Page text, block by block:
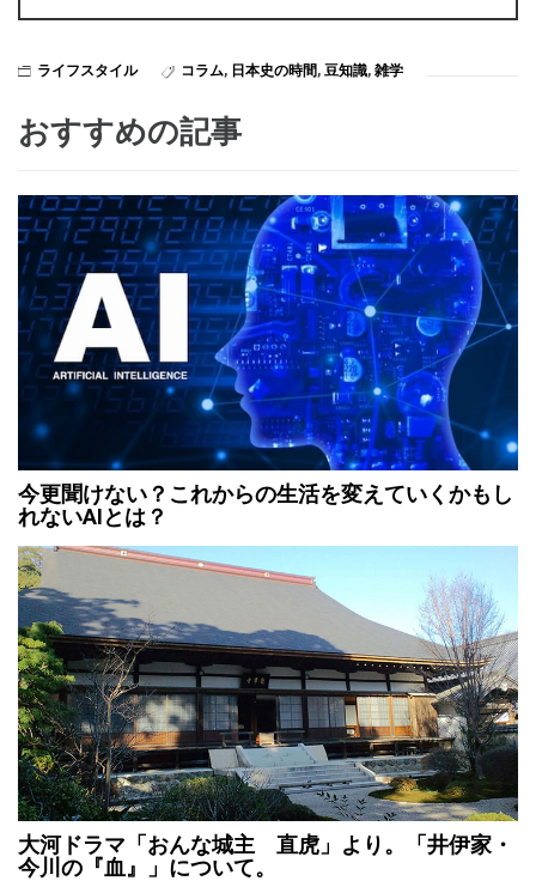
ライフスタイル コラム, 日本史の時間, 豆知識, 雑学
おすすめの記事
今更聞けない？これからの生活を変えていくかもし
れないAIとは？
大河ドラマ「おんな城主 直虎」より。「井伊家・
今川の『血』」について。